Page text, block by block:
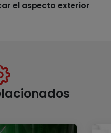
el aspecto exterior